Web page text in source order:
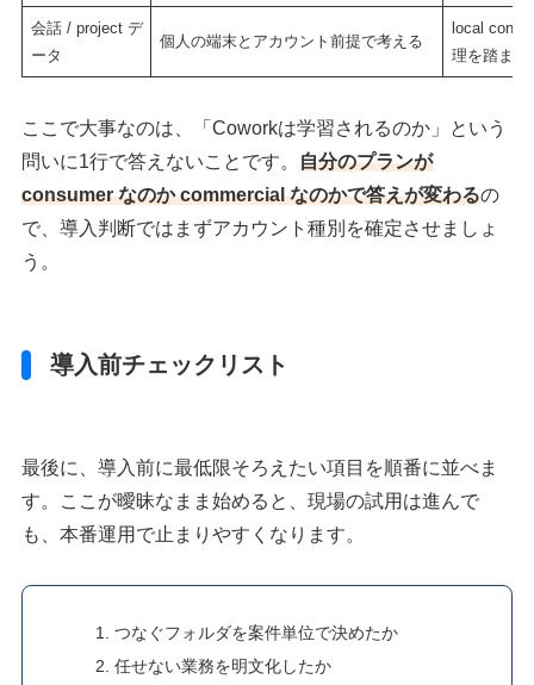
会話 / project デ
ータ
個人の端末とアカウント前提で考える
local
理を踏まえ
ここで大事なのは、「Coworkは学習されるのか」という
問いに1行で答えないことです。自分のプランが
consumer なのか commercial なのかで答えが変わるの
で、導入判断ではまずアカウント種別を確定させましょ
う。
導入前チェックリスト
最後に、導入前に最低限そろえたい項目を順番に並べま
す。ここが曖昧なまま始めると、現場の試用は進んで
も、本番運用で止まりやすくなります。
つなぐフォルダを案件単位で決めたか
任せない業務を明文化したか